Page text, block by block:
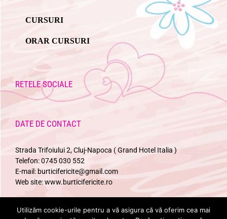
CURSURI
ORAR CURSURI
RETELE SOCIALE
DATE DE CONTACT
Strada Trifoiului 2, Cluj-Napoca ( Grand Hotel Italia )
Telefon:0745 030 552
E-mail: burticifericite@gmail.com
Web site:www.burticifericite.ro
Utilizăm cookie-urile pentru a vă asigura că vă oferim cea mai